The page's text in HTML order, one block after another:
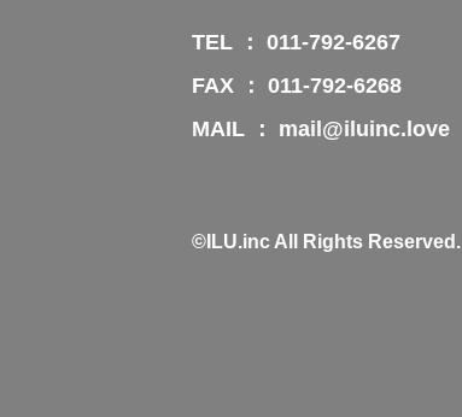
TEL ： 011-792-6267
FAX ： 011-792-6268
MAIL ： mail@iluinc.love
©ILU.inc All Rights Reserved.